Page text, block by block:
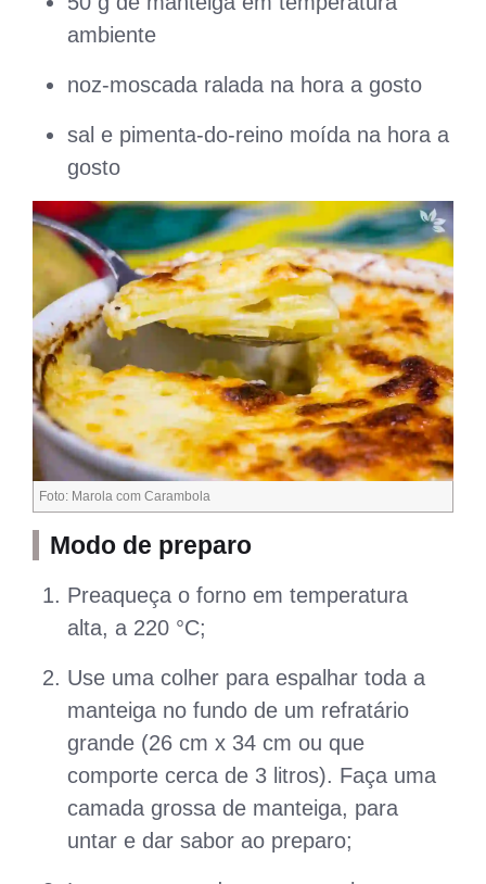
ambiente
noz-moscada ralada na hora a gosto
sal e pimenta-do-reino moída na hora a
gosto
Foto: Marola com Carambola
Modo de preparo
Preaqueça o forno em temperatura
alta, a 220 °C;
Use uma colher para espalhar toda a
manteiga no fundo de um refratário
grande (26 cm x 34 cm ou que
comporte cerca de 3 litros). Faça uma
camada grossa de manteiga, para
untar e dar sabor ao preparo;